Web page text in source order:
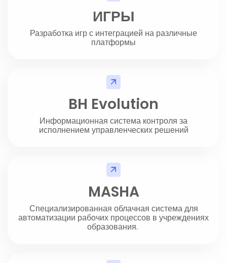
ИГРЫ
Разработка игр с интеграцией на различные
платформы
BH Evolution
Информационная система контроля за
исполнением управленческих решений
MASHA
Специализированная облачная система для
автоматизации рабочих процессов в учреждениях
образования.